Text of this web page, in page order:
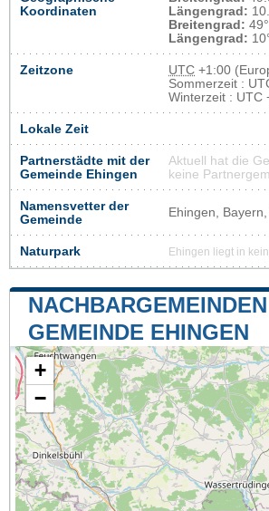
Koordinaten
Längengrad:
Breitengrad:
Längengrad:
Zeitzone UTC +1:00
Sommerzeit :
Winterzeit : UTC
Lokale Zeit
Partnerstädte mit der
Gemeinde Ehingen
Aktuell hat die
keine
Namensvetter der
Gemeinde
Ehingen,
Naturpark Ehingen liegt in
GEMEINDE EHINGEN
+
−